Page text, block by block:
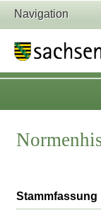
Navigation
Stammfassung